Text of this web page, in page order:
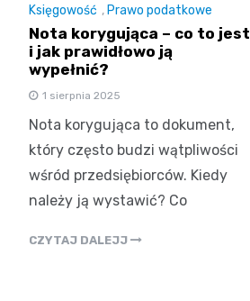
Księgowość , Prawo podatkowe
Nota korygująca – co to jest
i jak prawidłowo ją
wypełnić?
1 sierpnia 2025
Nota korygująca to dokument,
który często budzi wątpliwości
wśród przedsiębiorców. Kiedy
należy ją wystawić? Co
CZYTAJ DALEJJ